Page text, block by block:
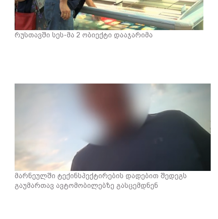
რუსთავში სეს-მა 2 ობიექტი დააჯარიმა
მარნეულში ტექინსპექტირების დადებით შედეგს
გაუმართავ ავტომობილებზე გასცემდნენ